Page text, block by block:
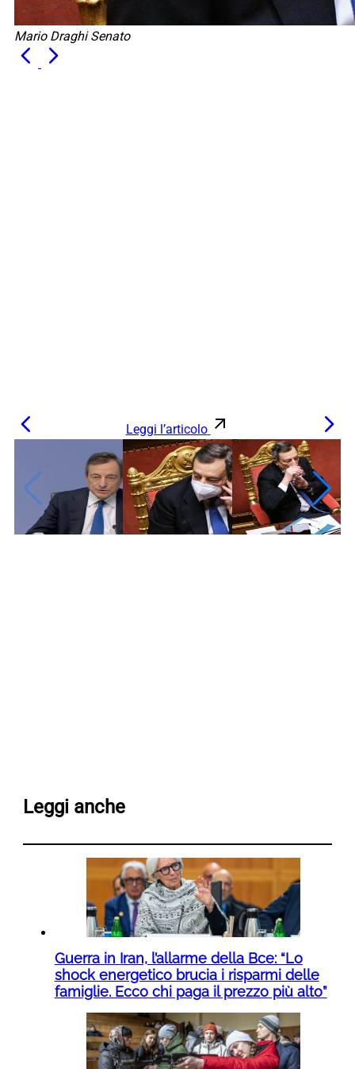
Mario Draghi Senato
Leggi l’articolo
Leggi anche
Guerra in Iran, l’allarme della Bce: “Lo
shock energetico brucia i risparmi delle
famiglie. Ecco chi paga il prezzo più alto”